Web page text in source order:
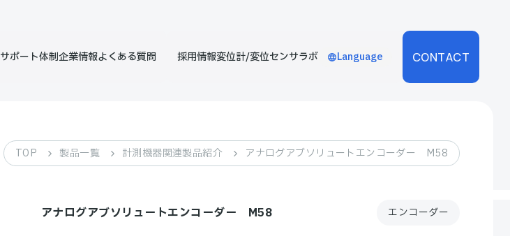
サポート体制企業情報よくある質問 採用情報変位計/変位センサラボ Language CONTACT
TOP 製品一覧 計測機器関連製品紹介 アナログアブソリュートエンコーダー M58
アナログアブソリュートエンコーダー M58 エンコーダー